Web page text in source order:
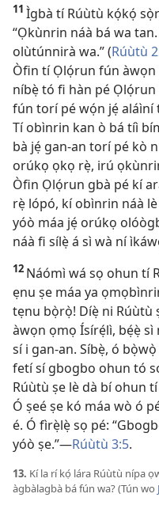
11 Ìgbà tí Rúùtù kọ́kọ́
“Ọkùnrin náà bá wa
olùtúnnirà wa.” (Rúùtù
Òfin tí Ọlọ́run fún
níbẹ̀ tó fi hàn pé
fún torí pé wọ́n jẹ́ aláìní
Tí obìnrin kan ò bá tíì
bà jẹ́ gan-an torí pé kò
orúkọ ọkọ rẹ̀, irú
Òfin Ọlọ́run gbà pé kí
rẹ̀ lópó, kí obìnrin náà
yóò máa jẹ́ orúkọ
náà fi sílẹ̀ á sì wà ní
12 Náómì wá sọ ohun tí
ẹnu ṣe máa ya
tẹnu bọ̀rọ̀! Díẹ̀ ni
àwọn ọmọ Ísírẹ́lì, bẹ́ẹ̀ sì
sí i gan-an. Síbẹ̀, ó
fetí sí gbogbo ohun tó
Rúùtù ṣe lè dà bí ohun
Ó ṣeé ṣe kó máa wò ó
é. Ó fìrẹ̀lẹ̀ sọ pé:
yóò ṣe.”—Rúùtù 3:5.
13. Kí la rí kọ́ lára Rúùtù nípa
àgbàlagbà bá fún wa? (Tún wo